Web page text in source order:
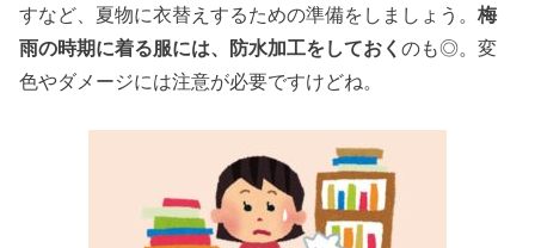
すなど、夏物に衣替えするための準備をしましょう。梅
雨の時期に着る服には、防水加工をしておくのも◎。変
色やダメージには注意が必要ですけどね。